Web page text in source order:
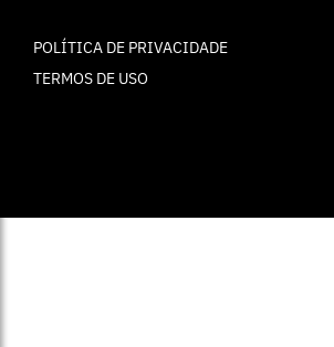
POLÍTICA DE PRIVACIDADE
TERMOS DE USO